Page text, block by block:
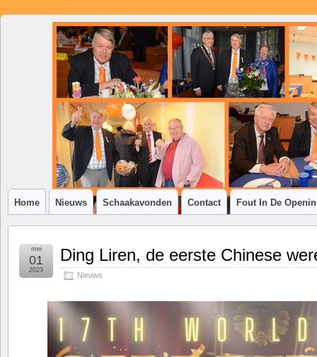
SSV
Klim-
Home Nieuws Schaakavonden Contact Fout In De
Ding Liren, de eerste Chinese
Nieuws
mei
01
2023